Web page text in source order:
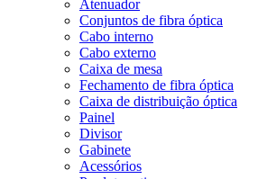
Atenuador
Conjuntos de fibra óptica
Cabo interno
Cabo externo
Caixa de mesa
Fechamento de fibra óptica
Caixa de distribuição óptica
Painel
Divisor
Gabinete
Acessórios